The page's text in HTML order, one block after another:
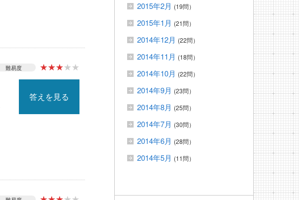
難易度 ★★★★★
答えを見る
2015年2月 (19問）
2015年1月 (21問）
2014年12月 (22問）
2014年11月 (18問）
2014年10月 (22問）
2014年9月 (23問）
2014年8月 (25問）
2014年7月 (30問）
2014年6月 (28問）
2014年5月 (11問）